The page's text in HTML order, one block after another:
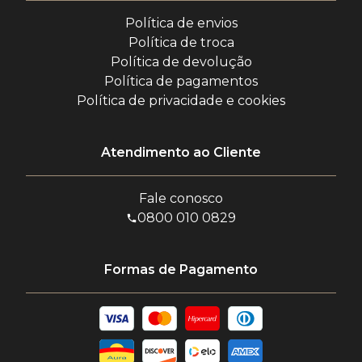
Política de envios
Política de troca
Política de devolução
Política de pagamentos
Política de privacidade e cookies
Atendimento ao Cliente
Fale conosco
0800 010 0829
Formas de Pagamento